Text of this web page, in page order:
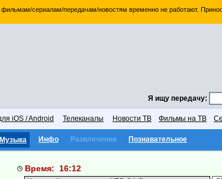
сериалам/передачам/новостям временно не работают.
Я ищу передачу:
iOS / Android Телеканалы Новости ТВ Фильмы на ТВ
Музыка Инфо Развлечения Познавательное
Время: 16:12